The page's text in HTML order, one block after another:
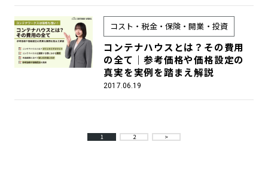
コンテナハウスとは？その費用
の全て｜参考価格や価格設定の
真実を実例を踏まえ解説
コスト・税金・保険・開業・投資
2017.06.19
1 2 >